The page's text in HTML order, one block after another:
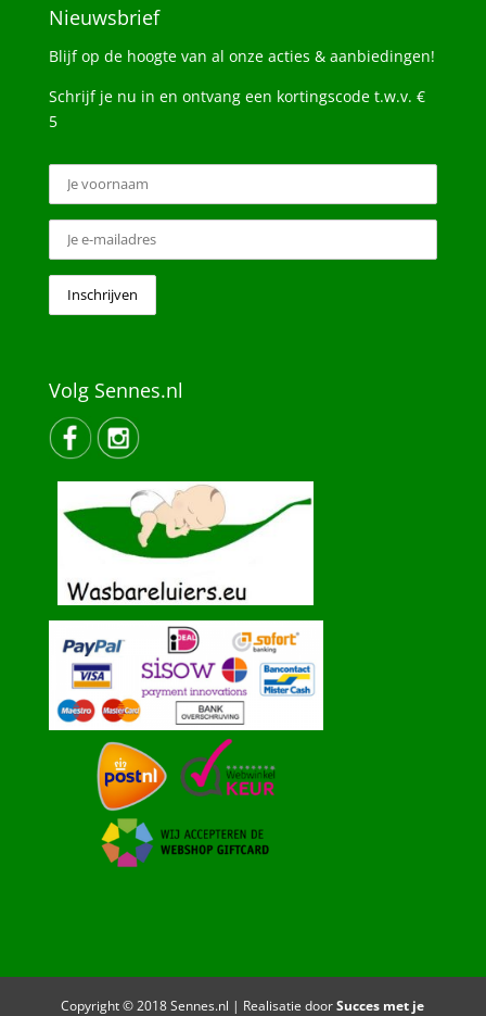
Nieuwsbrief
Blijf op de hoogte van al onze acties & aanbiedingen!
Schrijf je nu in en ontvang een kortingscode t.w.v. €
5
Volg Sennes.nl
Copyright © 2018 Sennes.nl | Realisatie doorSucces met je